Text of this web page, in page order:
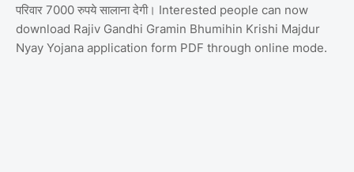
परिवार 7000 रुपये सालाना देगी। Interested people can now
download Rajiv Gandhi Gramin Bhumihin Krishi Majdur
Nyay Yojana application form PDF through online mode.